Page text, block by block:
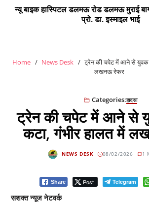
न्यू बाइक हास्पिटल डलमऊ रोड डलमऊ मुराई
प्रो. डा. इस्माइल भाई
Home News Desk
ट्रेन की चपेट में आने से युवक
लखनऊ रेफर
Categories:हादसा
ट्रेन की चपेट में आने से
कटा, गंभीर हालत में
NEWS DESK 08/02/2026 1
Share Post Telegram
सशक्त न्यूज नेटवर्क